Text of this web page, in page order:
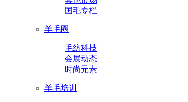
国毛专栏
羊毛圈
毛纺科技
会展动态
时尚元素
羊毛培训